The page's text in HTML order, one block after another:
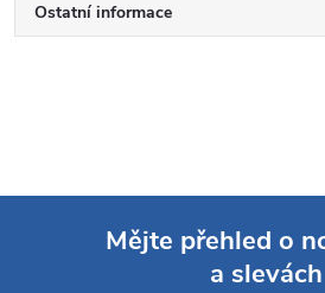
Ostatní informace
Mějte přehled o
a slevách